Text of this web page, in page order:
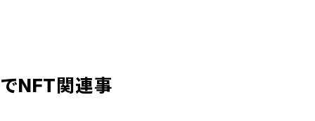
でNFT関連事